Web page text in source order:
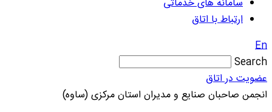
ارتباط با اتاق
En
Search
عضویت در اتاق
انجمن صاحبان صنایع و مدیران استان مرکزی (ساوه)